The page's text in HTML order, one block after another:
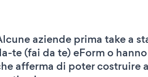
aziende prima take a
te (fai da te) eForm o
afferma di poter costruire